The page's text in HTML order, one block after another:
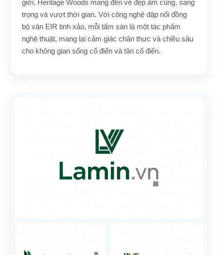
giới, Heritage Woods mang đến vẻ đẹp ấm cúng, sang
trọng và vượt thời gian. Với công nghệ dập nổi đồng
bộ vân EIR tinh xảo, mỗi tấm sàn là một tác phẩm
nghệ thuật, mang lại cảm giác chân thực và chiều sâu
cho không gian sống cổ điển và tân cổ điển.